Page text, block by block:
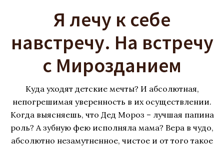
Я лечу к себе
навстречу. На встречу
с Мирозданием
Куда уходят детские мечты? И абсолютная,
непогрешимая уверенность в их осуществлении.
Когда выясняешь, что Дед Мороз – лучшая папина
роль? А зубную фею исполняла мама? Вера в чудо,
абсолютно незамутненное, чистое и от того такое